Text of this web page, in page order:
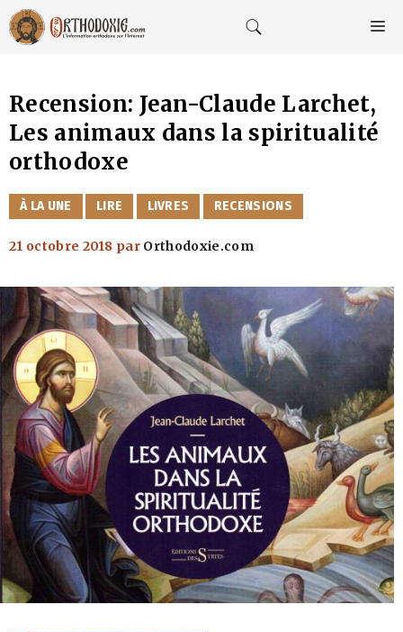
Aller
au
contenu
Recension: Jean-Claude Larchet,
Les animaux dans la spiritualité
orthodoxe
CATÉGORIES
À LA UNE LIRE LIVRES RECENSIONS
21 octobre 2018 par Orthodoxie.com